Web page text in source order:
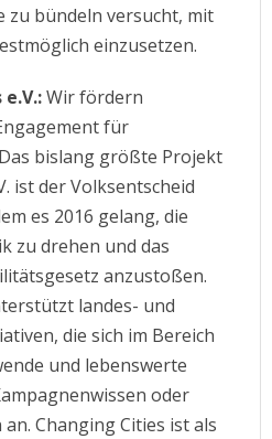
zu bündeln versucht, mit
einzusetzen.
Wir fördern
für
bislang größte Projekt
ist der Volksentscheid
es 2016 gelang, die
zu drehen und das
anzustoßen.
landes- und
die sich im Bereich
und lebenswerte
oder
Changing Cities ist als